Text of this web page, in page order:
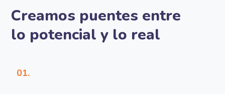
Creamos puentes entre
lo potencial y lo real
01.